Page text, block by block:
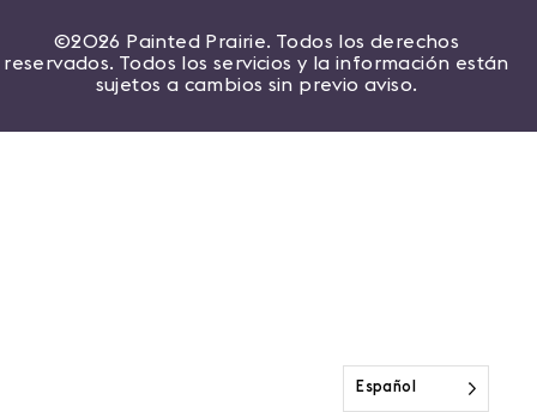
©2026 Painted Prairie. Todos los derechos
reservados. Todos los servicios y la información están
sujetos a cambios sin previo aviso.
Español